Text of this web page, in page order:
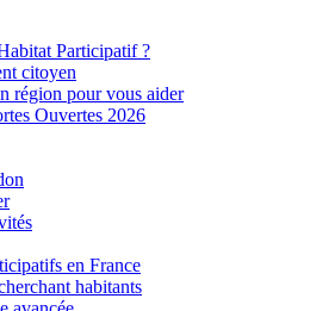
Participatif ?
citoyen
région pour vous aider
Ouvertes 2026
en France
habitants